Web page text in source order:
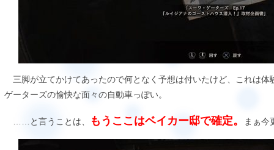
三脚が立てかけてあったので何となく予想は付いたけど、これは体
ゲーターズの愉快な面々の自動車っぽい。
……と言うことは、 もうここはベイカー邸で確定。 まぁ今